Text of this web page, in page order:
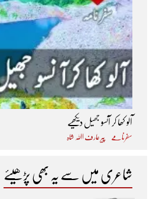
آلو کھا کر آنسو جھیل دیکھیے
سفرنامے پیر عارف اﷲ شاہ
شاعری میں سے یہ بھی پڑھیئے